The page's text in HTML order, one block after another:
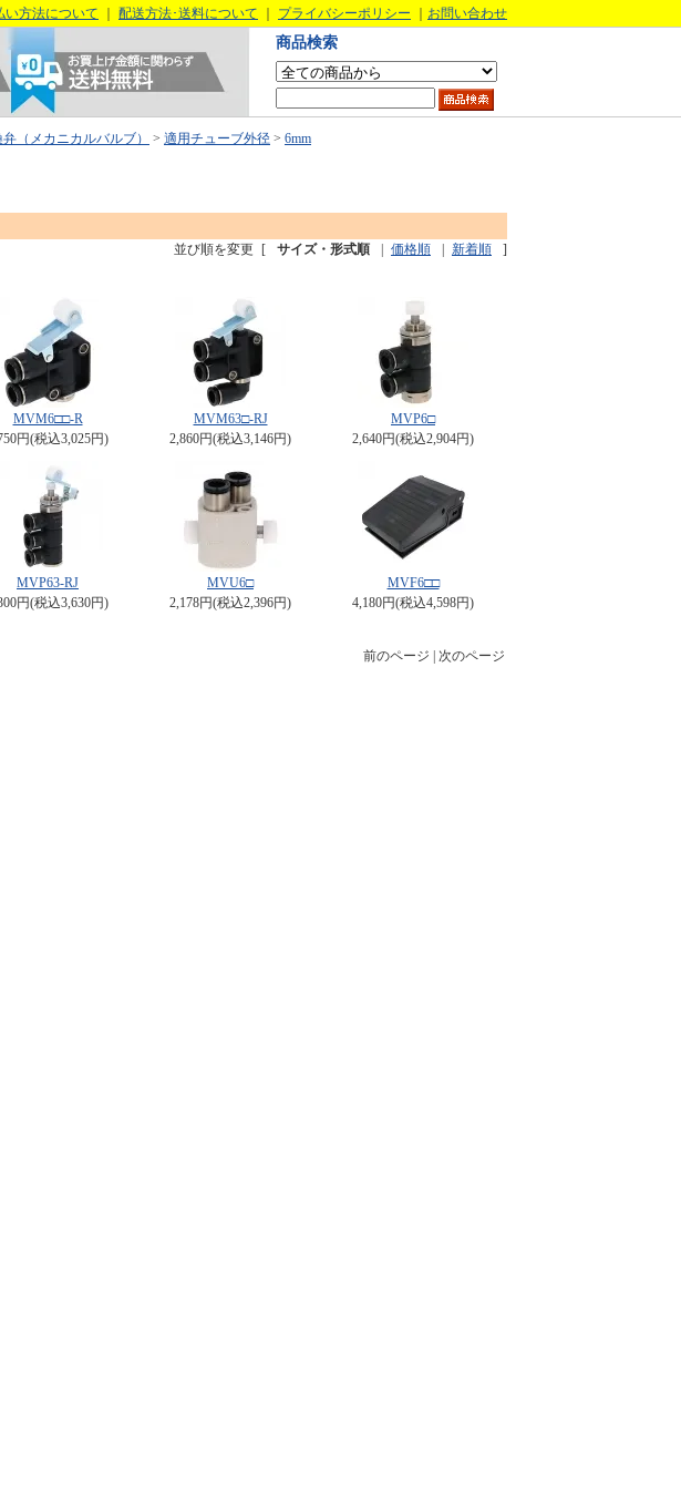
い方法について 配送方法･送料について プライバシーポリシー お問い合わせ
商品検索
（メカニカルバルブ） > 適用チューブ外径 > 6mm
並び順を変更 [ サイズ・形式順 価格順 新着順
]
MVM6□□-R
円(税込3,025円)
MVM63□-RJ
2,860円(税込3,146円)
MVP6□
2,640円(税込2,904円)
MVP63-RJ
円(税込3,630円)
MVU6□
2,178円(税込2,396円)
MVF6□□
4,180円(税込4,598円)
前のページ | 次のページ